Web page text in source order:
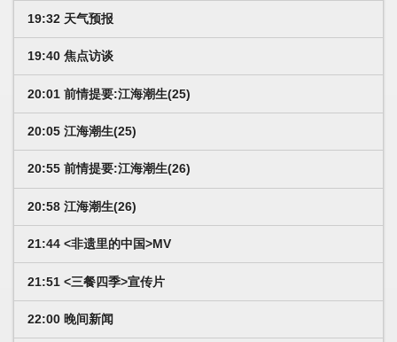
19:32 天气预报
19:40 焦点访谈
20:01 前情提要:江海潮生(25)
20:05 江海潮生(25)
20:55 前情提要:江海潮生(26)
20:58 江海潮生(26)
21:44 <非遗里的中国>MV
21:51 <三餐四季>宣传片
22:00 晚间新闻